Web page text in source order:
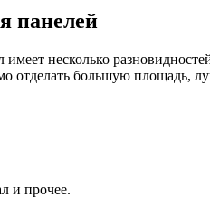
панелей
имеет несколько
отделать большую площадь,
и прочее.